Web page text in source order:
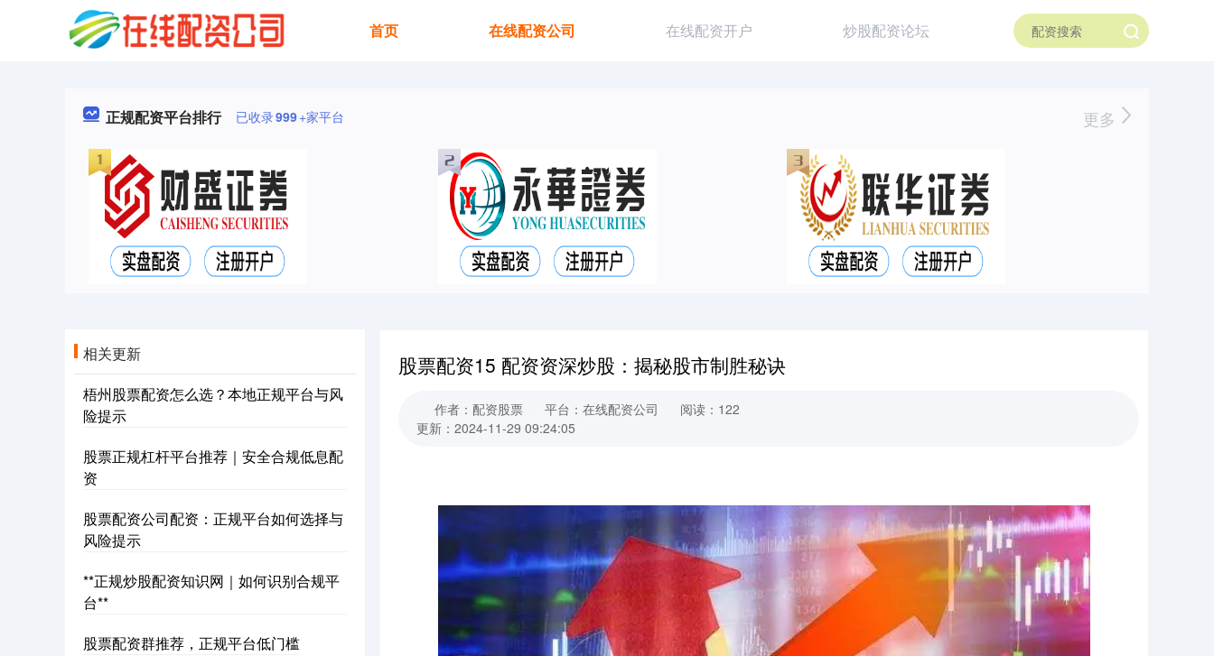
首页 在线配资公司 在线配资开户 炒股配资论坛
正规配资平台排行 已收录999+家平台 更多
股票配资15 配资资深炒股：揭秘股市制胜秘诀
作者：配资股票 平台：在线配资公司
阅读：122
更新：2024-11-29 09:24:05
相关更新
梧州股票配资怎么选？本地正规平台与风
险提示
股票正规杠杆平台推荐｜安全合规低息配
资
股票配资公司配资：正规平台如何选择与
风险提示
**正规炒股配资知识网｜如何识别合规平
台**
股票配资群推荐，正规平台低门槛